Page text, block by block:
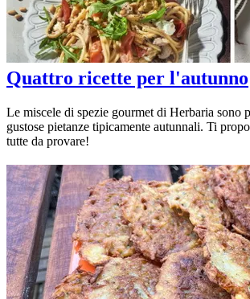
Quattro ricette per l'autunno
Le miscele di spezie gourmet di Herbaria sono
gustose pietanze tipicamente autunnali. Ti
tutte da provare!